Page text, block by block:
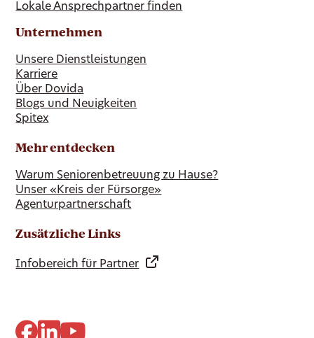
Lokale Ansprechpartner finden
Unternehmen
Unsere Dienstleistungen
Karriere
Über Dovida
Blogs und Neuigkeiten
Spitex
Mehr entdecken
Warum Seniorenbetreuung zu Hause?
Unser «Kreis der Fürsorge»
Agenturpartnerschaft
Zusätzliche Links
Infobereich für Partner